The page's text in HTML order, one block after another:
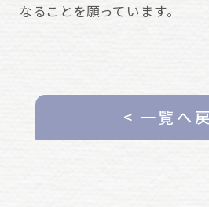
なることを願っています。
< 一覧へ